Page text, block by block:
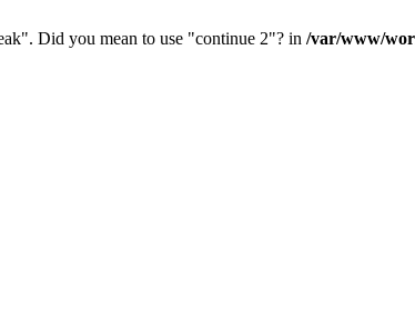
Did you mean to use "continue 2"? in /var/www/